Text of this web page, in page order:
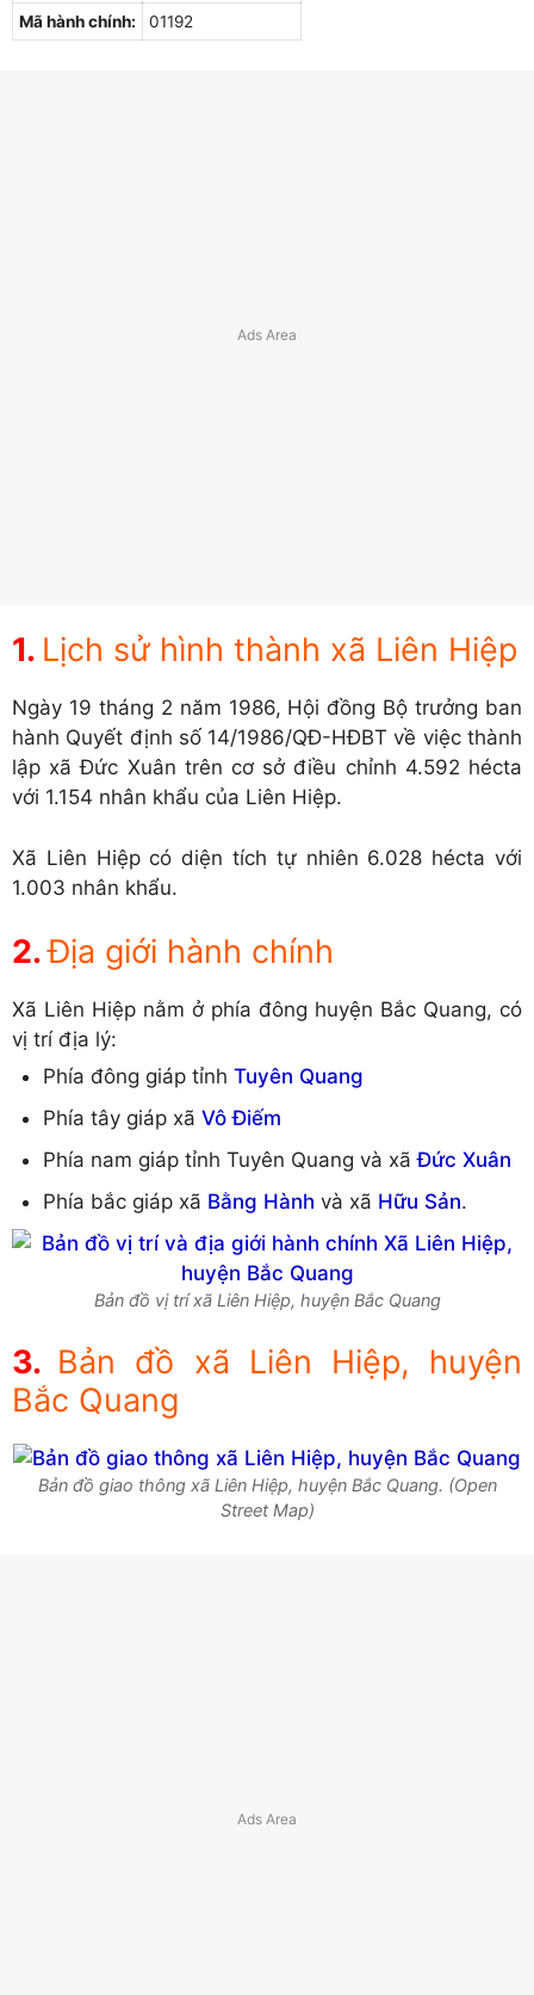
Mã hành chính:
01192
Lịch sử hình thành xã Liên Hiệp
Ngày 19 tháng 2 năm 1986, Hội đồng Bộ trưởng ban
hành Quyết định số 14/1986/QĐ-HĐBT về việc thành
lập xã Đức Xuân trên cơ sở điều chỉnh 4.592 hécta
với 1.154 nhân khẩu của Liên Hiệp.
Xã Liên Hiệp có diện tích tự nhiên 6.028 hécta với
1.003 nhân khẩu.
Địa giới hành chính
Xã Liên Hiệp nằm ở phía đông huyện Bắc Quang, có
vị trí địa lý:
Phía đông giáp tỉnh Tuyên Quang
Phía tây giáp xã Vô Điếm
Phía nam giáp tỉnh Tuyên Quang và xãĐức Xuân
Phía bắc giáp xã Bằng Hành và xã Hữu Sản.
Bản đồ vị trí xã Liên Hiệp, huyện Bắc Quang
Bản đồ xã Liên Hiệp, huyện
Bắc Quang
Bản đồ giao thông xã Liên Hiệp, huyện Bắc Quang. (Open
Street Map)